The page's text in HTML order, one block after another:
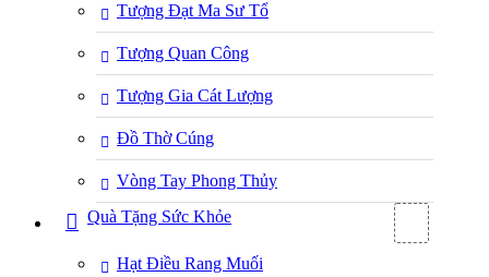
Tượng Đạt Ma Sư Tổ
Tượng Quan Công
Tượng Gia Cát Lượng
Đồ Thờ Cúng
Vòng Tay Phong Thủy
Quà Tặng Sức Khỏe
Hạt Điều Rang Muối